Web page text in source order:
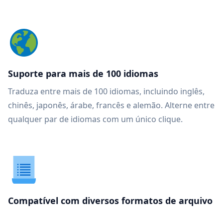
Suporte para mais de 100 idiomas
Traduza entre mais de 100 idiomas, incluindo inglês,
chinês, japonês, árabe, francês e alemão. Alterne entre
qualquer par de idiomas com um único clique.
Compatível com diversos formatos de arquivo